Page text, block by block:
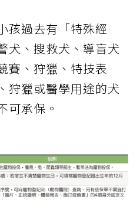
孩過去有「特殊經
犬、搜救犬、導盲犬
賽、狩獵、特技表
狩獵或醫學用途的犬
可承保。